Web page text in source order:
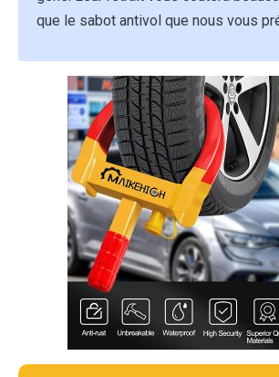
que le sabot antivol que nous vous